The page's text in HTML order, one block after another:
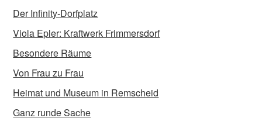
Der Infinity-Dorfplatz
Viola Epler: Kraftwerk Frimmersdorf
Besondere Räume
Von Frau zu Frau
Heimat und Museum in Remscheid
Ganz runde Sache